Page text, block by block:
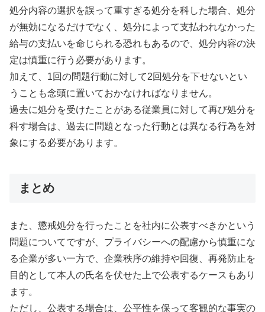
処分内容の選択を誤って重すぎる処分を科した場合、処分
が無効になるだけでなく、処分によって支払われなかった
給与の支払いを命じられる恐れもあるので、処分内容の決
定は慎重に行う必要があります。
加えて、1回の問題行動に対して2回処分を下せないとい
うことも念頭に置いておかなければなりません。
過去に処分を受けたことがある従業員に対して再び処分を
科す場合は、過去に問題となった行動とは異なる行為を対
象にする必要があります。
まとめ
また、懲戒処分を行ったことを社内に公表すべきかという
問題についてですが、プライバシーへの配慮から慎重にな
る企業が多い一方で、企業秩序の維持や回復、再発防止を
目的として本人の氏名を伏せた上で公表するケースもあり
ます。
ただし、公表する場合は、公平性を保って客観的な事実の